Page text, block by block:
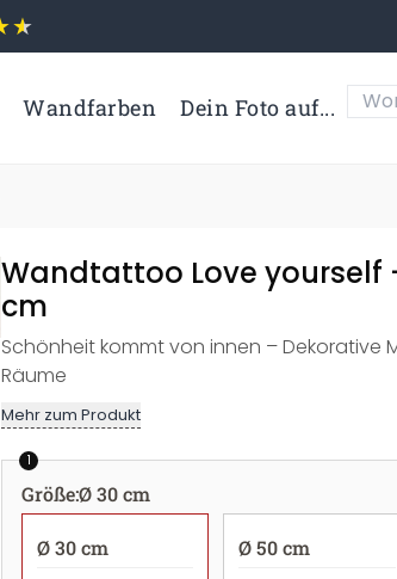
Wandfarben Dein Foto auf...
Wandtattoo Love yourself
cm
Schönheit kommt von innen – Dekorative
Räume
Mehr zum Produkt
1
Größe:Ø 30 cm
Ø 30 cm
Ø 50 cm